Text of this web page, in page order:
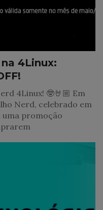
4Linux:
4Linux! 🤓🤘🏼 Em
Nerd, celebrado em
uma promoção